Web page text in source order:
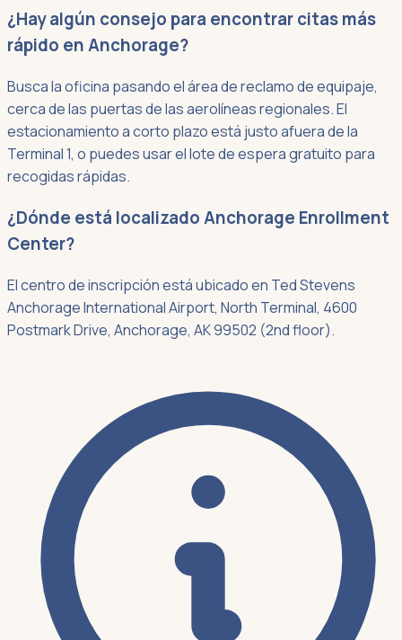
¿Hay algún consejo para encontrar citas más
rápido en Anchorage?
Busca la oficina pasando el área de reclamo de equipaje,
cerca de las puertas de las aerolíneas regionales. El
estacionamiento a corto plazo está justo afuera de la
Terminal 1, o puedes usar el lote de espera gratuito para
recogidas rápidas.
¿Dónde está localizado Anchorage Enrollment
Center?
El centro de inscripción está ubicado en Ted Stevens
Anchorage International Airport, North Terminal, 4600
Postmark Drive, Anchorage, AK 99502 (2nd floor).